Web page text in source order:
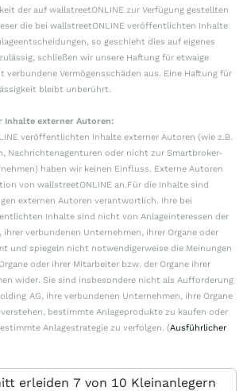
der auf wallstreetONLINE zur Verfügung gestellten
die bei wallstreetONLINE veröffentlichten Inhalte
so geschieht dies auf eigenes
schließen wir unsere Haftung für etwaige
Vermögensschäden aus. Eine Haftung für
bleibt unberührt.
Inhalte externer Autoren:
veröffentlichten Inhalte externer Autoren (wie z.B.
Nachrichtenagenturen oder nicht zur Smartbroker-
haben wir keinen Einfluss. Externe Autoren
von wallstreetONLINE an.Für die Inhalte sind
externen Autoren verantwortlich. Ihre bei
Inhalte sind nicht von Anlageinteressen der
ihrer verbundenen Unternehmen, ihrer Organe oder
und spiegeln nicht notwendigerweise die Meinungen
oder ihrer Mitarbeiter bzw. der Organe ihrer
wider. Sie sind insbesondere nicht als Aufforderung
AG, ihre verbundenen Unternehmen, ihre Organe
bestimmte Anlageprodukte zu kaufen oder
Anlagestrategie zu verfolgen. (Ausführlicher
erleiden 7 von 10 Kleinanlegern